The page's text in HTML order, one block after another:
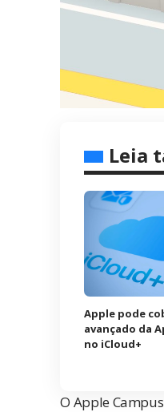
Leia
Apple pode
avançado da
no iCloud+
O Apple